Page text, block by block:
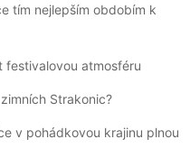
tím nejlepším obdobím k
festivalovou atmosféru
Strakonic?
v pohádkovou krajinu plnou